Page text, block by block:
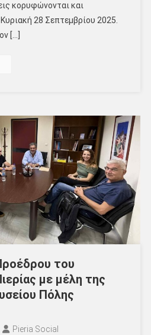
κορυφώνονται και
28 Σεπτεμβρίου 2025.
[…]
του
με μέλη της
Πόλης
Pieria Social